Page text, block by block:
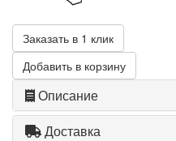
Заказать в 1 клик
Добавить в корзину
Описание
Доставка